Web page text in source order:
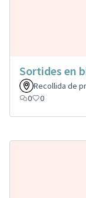
Sortides en
Recollida de
0
0